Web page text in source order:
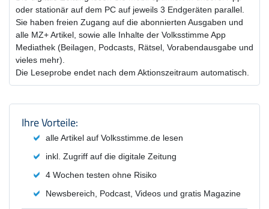
oder stationär auf dem PC auf jeweils 3 Endgeräten parallel.
Sie haben freien Zugang auf die abonnierten Ausgaben und
alle MZ+ Artikel, sowie alle Inhalte der Volksstimme App
Mediathek (Beilagen, Podcasts, Rätsel, Vorabendausgabe und
vieles mehr).
Die Leseprobe endet nach dem Aktionszeitraum automatisch.
Produktzusammenfassung und
Ihre Vorteile:
alle Artikel auf Volksstimme.de lesen
inkl. Zugriff auf die digitale Zeitung
4 Wochen testen ohne Risiko
Newsbereich, Podcast, Videos und gratis Magazine